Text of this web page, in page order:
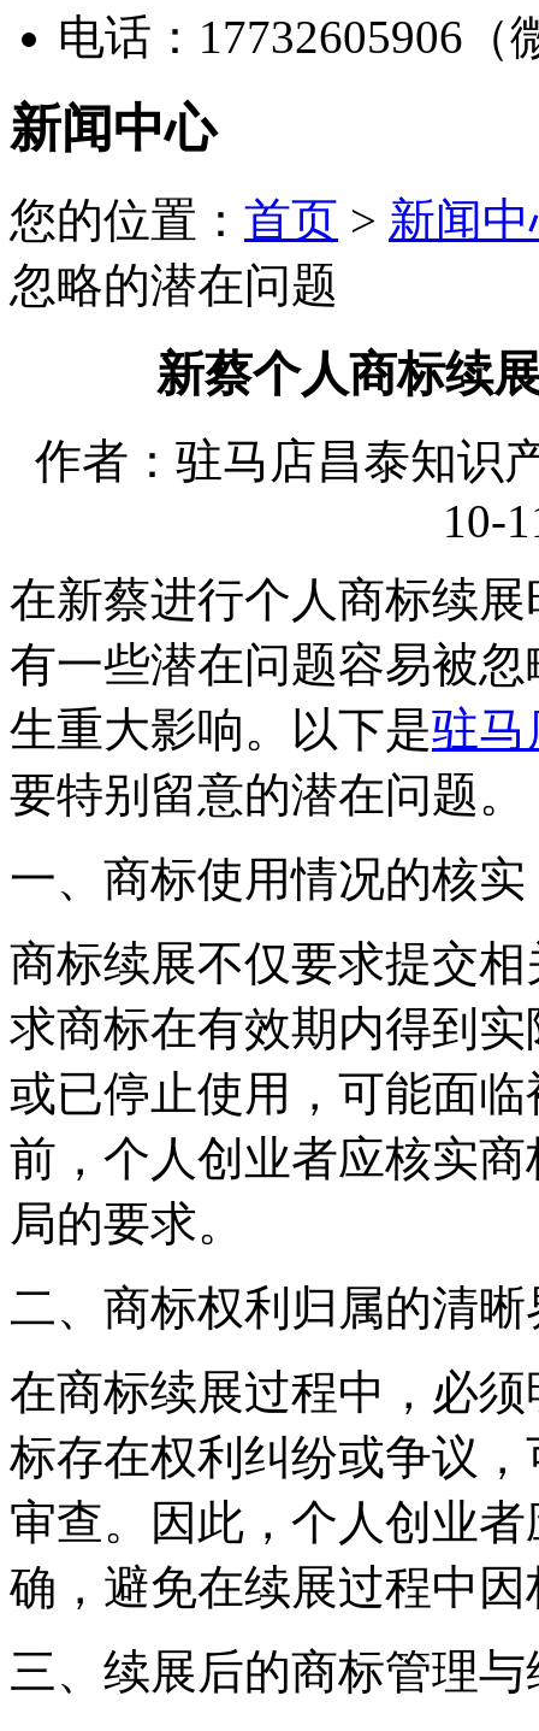
电话：17732605906（
新闻中心
您的位置： 首页 > 新闻
忽略的潜在问题
新蔡个人商标续
作者：驻马店昌泰知识
10-
在新蔡进行个人商标续
有一些潜在问题容易被
生重大影响。以下是驻马
要特别留意的潜在问题。
一、商标使用情况的核实
商标续展不仅要求提交
求商标在有效期内得到
或已停止使用，可能面
前，个人创业者应核实
局的要求。
二、商标权利归属的清晰
在商标续展过程中，必
标存在权利纠纷或争议
审查。因此，个人创业
确，避免在续展过程中
三、续展后的商标管理与